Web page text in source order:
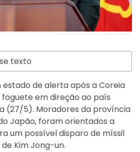
texto
de alerta após a Coreia
em direção ao país
(27/5). Moradores da província
Japão, foram orientados a
um possível disparo de míssil
Kim Jong-un.